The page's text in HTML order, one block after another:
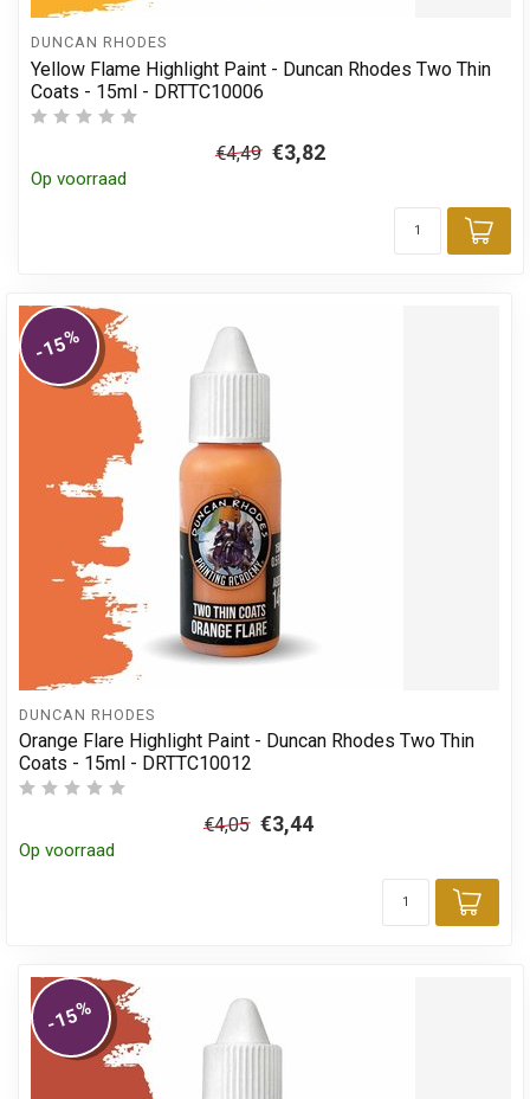
DUNCAN RHODES
Yellow Flame Highlight Paint - Duncan Rhodes Two Thin
Coats - 15ml - DRTTC10006
€4,49 €3,82
Op voorraad
-15%
DUNCAN RHODES
Orange Flare Highlight Paint - Duncan Rhodes Two Thin
Coats - 15ml - DRTTC10012
€4,05 €3,44
Op voorraad
-15%